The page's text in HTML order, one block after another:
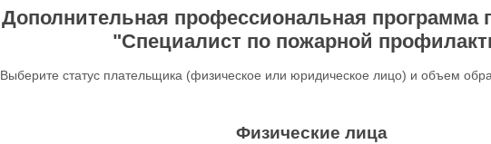
Дополнительная профессиональная программа
"Специалист по пожарной
Выберите статус плательщика (физическое или юридическое лицо) и объем
Физические лица